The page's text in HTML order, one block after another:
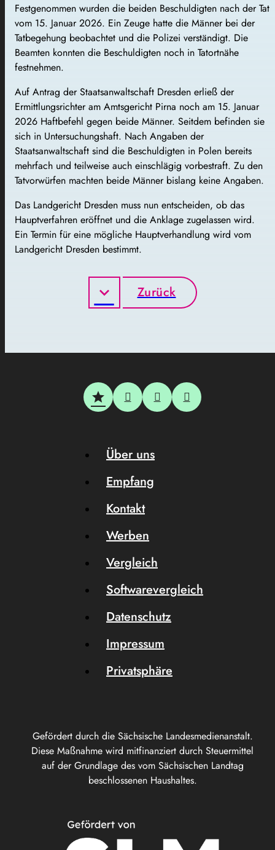
Festgenommen wurden die beiden Beschuldigten nach der Tat
vom 15. Januar 2026. Ein Zeuge hatte die Männer bei der
Tatbegehung beobachtet und die Polizei verständigt. Die
Beamten konnten die Beschuldigten noch in Tatortnähe
festnehmen.
Auf Antrag der Staatsanwaltschaft Dresden erließ der
Ermittlungsrichter am Amtsgericht Pirna noch am 15. Januar
2026 Haftbefehl gegen beide Männer. Seitdem befinden sie
sich in Untersuchungshaft. Nach Angaben der
Staatsanwaltschaft sind die Beschuldigten in Polen bereits
mehrfach und teilweise auch einschlägig vorbestraft. Zu den
Tatvorwürfen machten beide Männer bislang keine Angaben.
Das Landgericht Dresden muss nun entscheiden, ob das
Hauptverfahren eröffnet und die Anklage zugelassen wird.
Ein Termin für eine mögliche Hauptverhandlung wird vom
Landgericht Dresden bestimmt.
Zurück
Gefördert durch die Sächsische Landesmedienanstalt.
Diese Maßnahme wird mitfinanziert durch Steuermittel
auf der Grundlage des vom Sächsischen Landtag
beschlossenen Haushaltes.
Über uns
Empfang
Kontakt
Werben
Vergleich
Softwarevergleich
Datenschutz
Impressum
Privatsphäre